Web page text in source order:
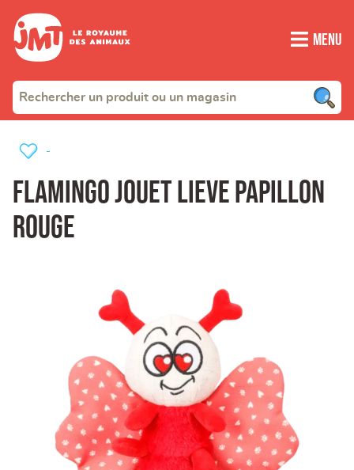
Menu
Flamingo Jouet lieve Papillon
rouge
-